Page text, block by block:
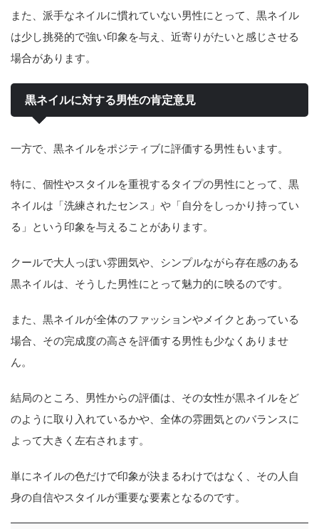
また、派手なネイルに慣れていない男性にとって、黒ネイル
は少し挑発的で強い印象を与え、近寄りがたいと感じさせる
場合があります。
黒ネイルに対する男性の肯定意見
一方で、黒ネイルをポジティブに評価する男性もいます。
特に、個性やスタイルを重視するタイプの男性にとって、黒
ネイルは「洗練されたセンス」や「自分をしっかり持ってい
る」という印象を与えることがあります。
クールで大人っぽい雰囲気や、シンプルながら存在感のある
黒ネイルは、そうした男性にとって魅力的に映るのです。
また、黒ネイルが全体のファッションやメイクとあっている
場合、その完成度の高さを評価する男性も少なくありませ
ん。
結局のところ、男性からの評価は、その女性が黒ネイルをど
のように取り入れているかや、全体の雰囲気とのバランスに
よって大きく左右されます。
単にネイルの色だけで印象が決まるわけではなく、その人自
身の自信やスタイルが重要な要素となるのです。